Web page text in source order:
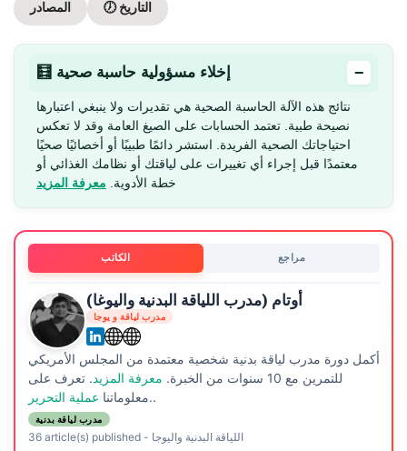
المصادر 🕖 التاريخ
🧮 إخلاء مسؤولية حاسبة صحية −
نتائج هذه الآلة الحاسبة الصحية هي تقديرات ولا ينبغي اعتبارها
نصيحة طبية. تعتمد الحسابات على الصيغ العامة وقد لا تعكس
احتياجاتك الصحية الفريدة. استشر دائمًا طبيبًا أو أخصائيًا صحيًا
معتمدًا قبل إجراء أي تغييرات على لياقتك أو نظامك الغذائي أو
خطة الأدوية. معرفة المزيد
الكاتب مراجع
أوتام (مدرب اللياقة البدنية واليوغا)
مدرب لياقة و يوجا
أكمل دورة مدرب لياقة بدنية شخصية معتمدة من المجلس الأمريكي
للتمرين مع 10 سنوات من الخبرة.
معرفة المزيد. تعرف على
معلوماتناعملية التحرير..
مدرب لياقة بدنية
36 article(s) published- اللياقة البدنية واليوجا